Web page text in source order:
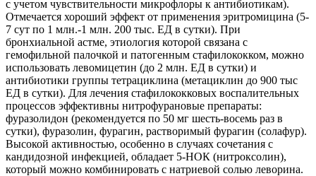
с учетом чувствительности микрофлоры к антибиотикам).
Отмечается хороший эффект от применения эритромицина (5-
7 сут по 1 млн.-1 млн. 200 тыс. ЕД в сутки). При
бронхиальной астме, этиология которой связана с
гемофильной палочкой и патогенным стафилококком, можно
использовать левомицетин (до 2 млн. ЕД в сутки) и
антибиотики группы тетрациклина (метациклин до 900 тыс
ЕД в сутки). Для лечения стафилококковых воспалительных
процессов эффективны нитрофурановые препараты:
фуразолидон (рекомендуется по 50 мг шесть-восемь раз в
сутки), фуразолин, фурагин, растворимый фурагин (солафур).
Высокой активностью, особенно в случаях сочетания с
кандидозной инфекцией, обладает 5-НОК (нитроксолин),
который можно комбинировать с натриевой солью леворина.